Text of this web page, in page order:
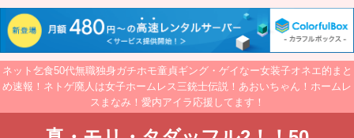
ネット乞食50代無職独身ガチホモ童貞ギング・ゲイなー女装子オネエ的まと
め速報！ネトゲ廃人は女子ホームレス三銃士伝説！あおいちゃん！ホームレ
スまなみ！愛内アイラ応援してます！